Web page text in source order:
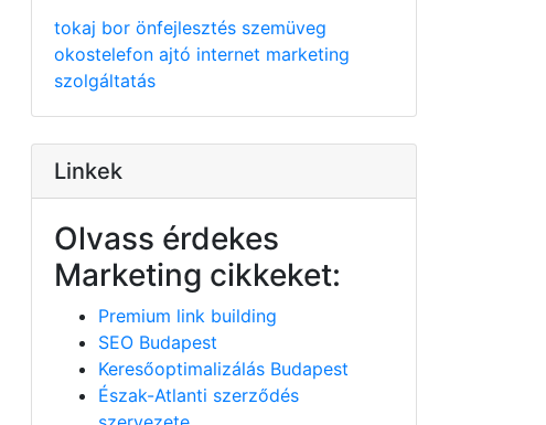
tokaj bor önfejlesztés szemüveg
okostelefon ajtó internet marketing
szolgáltatás
Linkek
Olvass érdekes
Marketing cikkeket:
Premium link building
SEO Budapest
Keresőoptimalizálás Budapest
Észak-Atlanti szerződés